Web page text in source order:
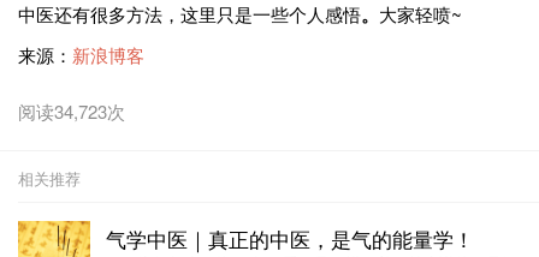
中医还有很多方法，这里只是一些个人感悟。 大家轻喷~
来源： 新浪博客
阅读34,723次
相关推荐
气学中医｜真正的中医，是气的能量学！